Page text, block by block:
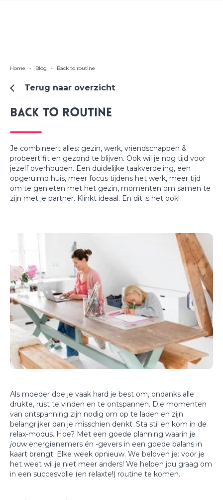
Home - Blog - Back to routine
Terug naar overzicht
Back to routine
Je combineert alles: gezin, werk, vriendschappen &
probeert fit en gezond te blijven. Ook wil je nog tijd voor
jezelf overhouden. Een duidelijke taakverdeling, een
opgeruimd huis, meer focus tijdens het werk, meer tijd
om te genieten met het gezin, momenten om samen te
zijn met je partner. Klinkt ideaal. En dit is het ook!
Als moeder doe je vaak hard je best om, ondanks alle
drukte, rust te vinden en te ontspannen. Die momenten
van ontspanning zijn nodig om op te laden en zijn
belangrijker dan je misschien denkt. Sta stil en kom in de
relax-modus. Hoe? Met een goede planning waarin je
jouwenergienemers én -gevers in een goede balans in
kaart brengt. Elke week opnieuw. We beloven je: voor je
het weet wil je niet meer anders! We helpen jou graag om
in een succesvolle (en relaxte!) routine te komen.